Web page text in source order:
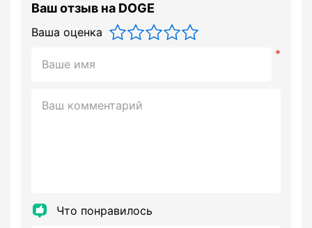
Ваш отзыв на DOGE
Ваша оценка
Что понравилось